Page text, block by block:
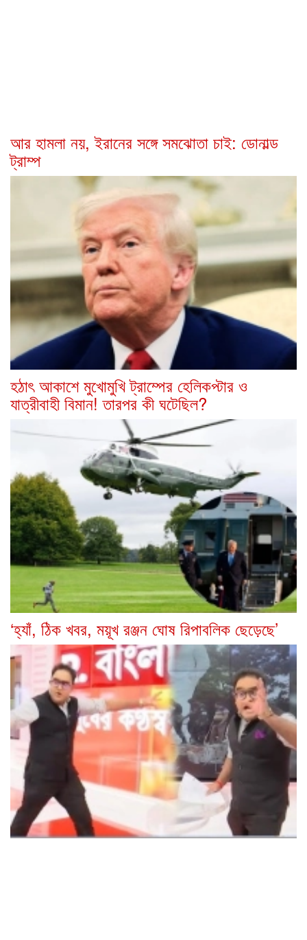
আর হামলা নয়, ইরানের সঙ্গে সমঝোতা চাই: ডোনাল্ড
ট্রাম্প
হঠাৎ আকাশে মুখোমুখি ট্রাম্পের হেলিকপ্টার ও
যাত্রীবাহী বিমান! তারপর কী ঘটেছিল?
‘হ্যাঁ, ঠিক খবর, ময়ূখ রঞ্জন ঘোষ রিপাবলিক ছেড়েছে’